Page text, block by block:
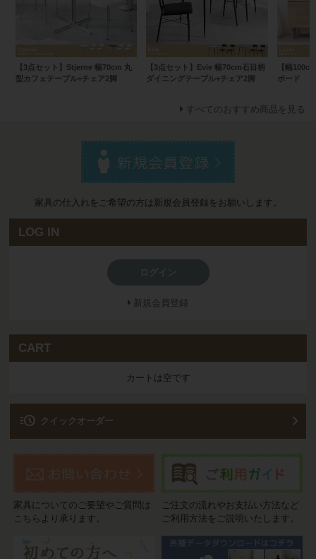
【3点セット】Stjerne 幅70cm 丸
型カフェテーブル+チェア2脚
【3点セット】Evie 幅70cm石目柄
ダイニングテーブル+チェア2脚
【幅
ボード
すべてのおすすめ商品を見る
家具の仕入れをご希望の方は新規会員登録をお願いします。
LOG IN
新規会員登録
CART
カートは空です
acute クイックオーダー
家具についてのご要望やご質問は
こちらより承ります。
ご注文の流れやお支払い方法など
ご利用方法をご説明いたします。